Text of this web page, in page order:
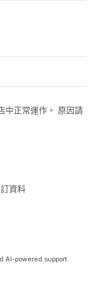
中正常運作。 原因請
資料
AI-powered support.